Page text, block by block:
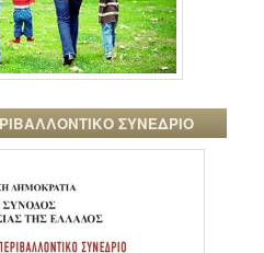
ΣΥΝΕΔΡΙΟ